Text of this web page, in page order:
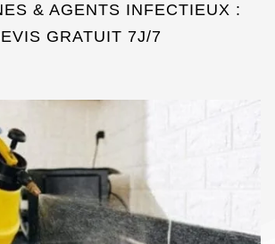
& AGENTS INFECTIEUX :
GRATUIT 7J/7